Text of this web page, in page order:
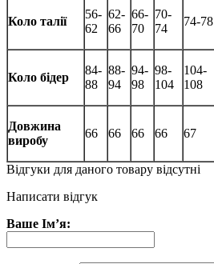
Коло талії
56-
62
62-
66
66-
70
70-
74
74-78
Коло бідер
84-
88
88-
94
94-
98
98-
104
104-
108
Довжина
виробу
66 66 66 66 67
Відгуки для даного товару відсутні
Написати відгук
Ваше Ім’я: